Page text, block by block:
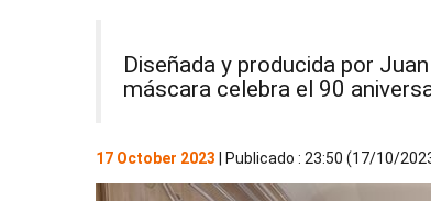
Diseñada y producida por
máscara celebra el 90
17 October 2023 | Publicado : 23:50 (17/10/